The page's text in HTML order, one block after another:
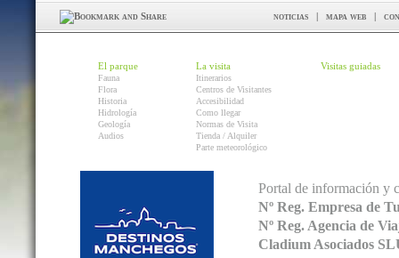
noticias | mapa web |
El parque
Fauna
Flora
Historia
Hidrología
Geología
Audios
La visita
Itinerarios
Centros de Visitantes
Accesibilidad
Como llegar
Normas de Visita
Tienda / Alquiler
Parte meteorológico
Visitas guiadas
Portal de información y
Nº Reg. Empresa de
Nº Reg. Agencia de
Cladium Asociados